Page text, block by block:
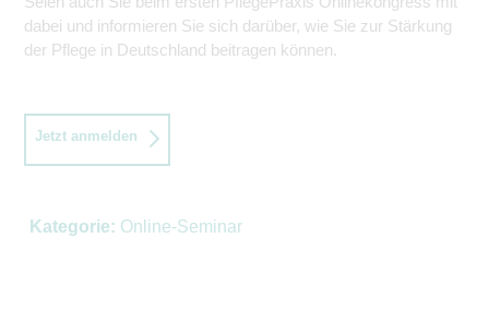
dabei und informieren Sie sich darüber, wie Sie zur Stärkung
der Pflege in Deutschland beitragen können.
Jetzt anmelden
Kategorie: Online-Seminar